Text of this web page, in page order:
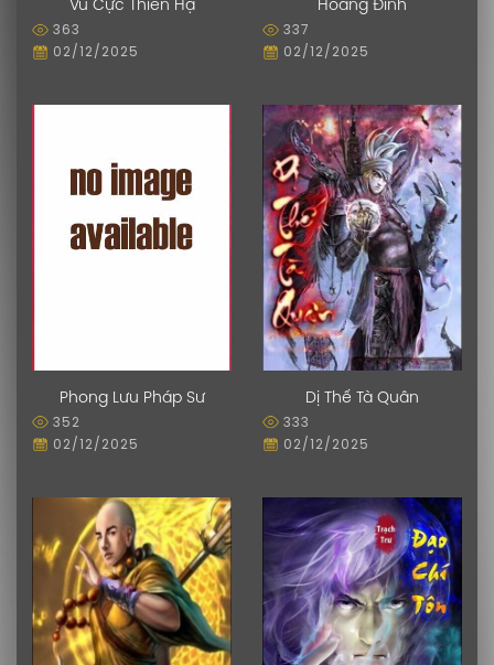
Vũ Cực Thiên Hạ
363
02/12/2025
Hoàng Đình
337
02/12/2025
Phong Lưu Pháp Sư
352
02/12/2025
Dị Thế Tà Quân
333
02/12/2025